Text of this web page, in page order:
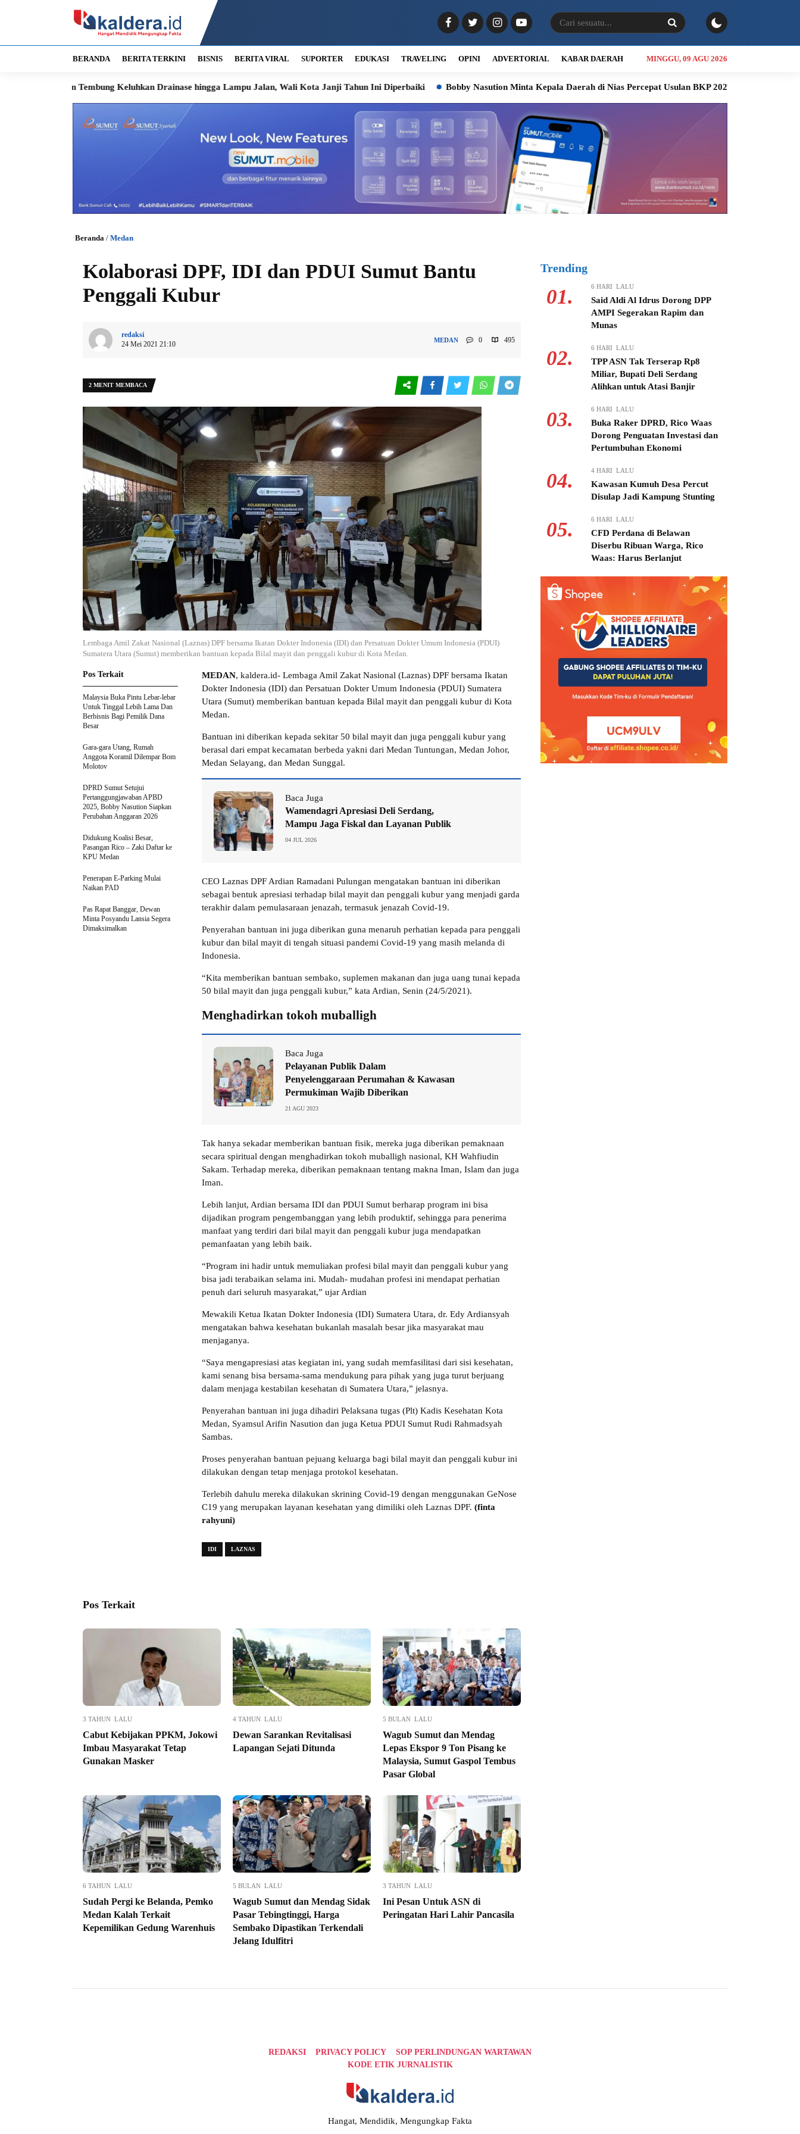
BERANDA BERITA TERKINI BISNIS BERITA VIRAL SUPORTER EDUKASI TRAVELING OPINI ADVERTORIAL KABAR DAERAH MINGGU, 09 AGU 2026
Tembung Keluhkan Drainase hingga Lampu Jalan, Wali Kota Janji Tahun Ini Diperbaiki Bobby Nasution Minta Kepala Daerah di Nias Percepat Usulan BKP 2027 Simalingkar B Tertinggal
Beranda / Medan
Kolaborasi DPF, IDI dan PDUI Sumut Bantu
Penggali Kubur
redaksi
24 Mei 2021 21:10
MEDAN 0 495
2 MENIT MEMBACA
Lembaga Amil Zakat Nasional (Laznas) DPF bersama Ikatan Dokter Indonesia (IDI) dan Persatuan Dokter Umum Indonesia (PDUI)
Sumatera Utara (Sumut) memberikan bantuan kepada Bilal mayit dan penggali kubur di Kota Medan.
MEDAN, kaldera.id- Lembaga Amil Zakat Nasional (Laznas) DPF bersama Ikatan
Dokter Indonesia (IDI) dan Persatuan Dokter Umum Indonesia (PDUI) Sumatera
Utara (Sumut) memberikan bantuan kepada Bilal mayit dan penggali kubur di Kota
Medan.
Bantuan ini diberikan kepada sekitar 50 bilal mayit dan juga penggali kubur yang
berasal dari empat kecamatan berbeda yakni dari Medan Tuntungan, Medan Johor,
Medan Selayang, dan Medan Sunggal.
Baca Juga
Wamendagri Apresiasi Deli Serdang,
Mampu Jaga Fiskal dan Layanan Publik
04 JUL 2026
CEO Laznas DPF Ardian Ramadani Pulungan mengatakan bantuan ini diberikan
sebagai bentuk apresiasi terhadap bilal mayit dan penggali kubur yang menjadi garda
terakhir dalam pemulasaraan jenazah, termasuk jenazah Covid-19.
Penyerahan bantuan ini juga diberikan guna menaruh perhatian kepada para penggali
kubur dan bilal mayit di tengah situasi pandemi Covid-19 yang masih melanda di
Indonesia.
“Kita memberikan bantuan sembako, suplemen makanan dan juga uang tunai kepada
50 bilal mayit dan juga penggali kubur,” kata Ardian, Senin (24/5/2021).
Menghadirkan tokoh muballigh
Baca Juga
Pelayanan Publik Dalam
Penyelenggaraan Perumahan & Kawasan
Permukiman Wajib Diberikan
21 AGU 2023
Tak hanya sekadar memberikan bantuan fisik, mereka juga diberikan pemaknaan
secara spiritual dengan menghadirkan tokoh muballigh nasional, KH Wahfiudin
Sakam. Terhadap mereka, diberikan pemaknaan tentang makna Iman, Islam dan juga
Iman.
Lebih lanjut, Ardian bersama IDI dan PDUI Sumut berharap program ini bisa
dijadikan program pengembanggan yang lebih produktif, sehingga para penerima
manfaat yang terdiri dari bilal mayit dan penggali kubur juga mendapatkan
pemanfaatan yang lebih baik.
“Program ini hadir untuk memuliakan profesi bilal mayit dan penggali kubur yang
bisa jadi terabaikan selama ini. Mudah- mudahan profesi ini mendapat perhatian
penuh dari seluruh masyarakat,” ujar Ardian
Mewakili Ketua Ikatan Dokter Indonesia (IDI) Sumatera Utara, dr. Edy Ardiansyah
mengatakan bahwa kesehatan bukanlah masalah besar jika masyarakat mau
menjaganya.
“Saya mengapresiasi atas kegiatan ini, yang sudah memfasilitasi dari sisi kesehatan,
kami senang bisa bersama-sama mendukung para pihak yang juga turut berjuang
dalam menjaga kestabilan kesehatan di Sumatera Utara,” jelasnya.
Penyerahan bantuan ini juga dihadiri Pelaksana tugas (Plt) Kadis Kesehatan Kota
Medan, Syamsul Arifin Nasution dan juga Ketua PDUI Sumut Rudi Rahmadsyah
Sambas.
Proses penyerahan bantuan pejuang keluarga bagi bilal mayit dan penggali kubur ini
dilakukan dengan tetap menjaga protokol kesehatan.
Terlebih dahulu mereka dilakukan skrining Covid-19 dengan menggunakan GeNose
C19 yang merupakan layanan kesehatan yang dimiliki oleh Laznas DPF. (finta
rahyuni)
IDI LAZNAS
Pos Terkait
Malaysia Buka Pintu Lebar-lebar
Untuk Tinggal Lebih Lama Dan
Berbisnis Bagi Pemilik Dana
Besar
Gara-gara Utang, Rumah
Anggota Koramil Dilempar Bom
Molotov
DPRD Sumut Setujui
Pertanggungjawaban APBD
2025, Bobby Nasution Siapkan
Perubahan Anggaran 2026
Didukung Koalisi Besar,
Pasangan Rico – Zaki Daftar ke
KPU Medan
Penerapan E-Parking Mulai
Naikan PAD
Pas Rapat Banggar, Dewan
Minta Posyandu Lansia Segera
Dimaksimalkan
Pos Terkait
3 TAHUN LALU
Cabut Kebijakan PPKM, Jokowi
Imbau Masyarakat Tetap
Gunakan Masker
4 TAHUN LALU
Dewan Sarankan Revitalisasi
Lapangan Sejati Ditunda
5 BULAN LALU
Wagub Sumut dan Mendag
Lepas Ekspor 9 Ton Pisang ke
Malaysia, Sumut Gaspol Tembus
Pasar Global
6 TAHUN LALU
Sudah Pergi ke Belanda, Pemko
Medan Kalah Terkait
Kepemilikan Gedung Warenhuis
5 BULAN LALU
Wagub Sumut dan Mendag Sidak
Pasar Tebingtinggi, Harga
Sembako Dipastikan Terkendali
Jelang Idulfitri
3 TAHUN LALU
Ini Pesan Untuk ASN di
Peringatan Hari Lahir Pancasila
Trending
01. 6 HARI LALU
Said Aldi Al Idrus Dorong DPP
AMPI Segerakan Rapim dan
Munas
02. 6 HARI LALU
TPP ASN Tak Terserap Rp8
Miliar, Bupati Deli Serdang
Alihkan untuk Atasi Banjir
03. 6 HARI LALU
Buka Raker DPRD, Rico Waas
Dorong Penguatan Investasi dan
Pertumbuhan Ekonomi
04. 4 HARI LALU
Kawasan Kumuh Desa Percut
Disulap Jadi Kampung Stunting
05. 6 HARI LALU
CFD Perdana di Belawan
Diserbu Ribuan Warga, Rico
Waas: Harus Berlanjut
REDAKSI PRIVACY POLICY
SOP PERLINDUNGAN WARTAWAN
KODE ETIK JURNALISTIK
Hangat, Mendidik, Mengungkap Fakta